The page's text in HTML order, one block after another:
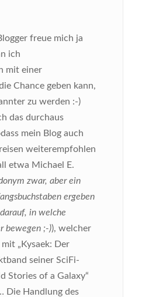
freue mich ja
ich
mit einer
Chance geben kann,
zu werden :-)
das durchaus
mein Blog auch
weiterempfohlen
etwa Michael E.
zwar, aber ein
ergeben
in welche
bewegen ;-)), welcher
„Kysaek: Der
seiner SciFi-
Stories of a Galaxy“
Die Handlung des